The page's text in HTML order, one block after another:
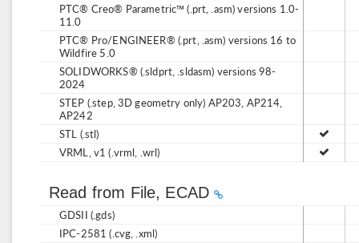
PTC® Creo® Parametric™ (.prt, .asm) versions 1.0-
11.0
PTC® Pro/ENGINEER® (.prt, .asm) versions 16 to
Wildfire 5.0
SOLIDWORKS® (.sldprt, .sldasm) versions 98-
2024
STEP (.step, 3D geometry only) AP203, AP214,
AP242
STL (.stl)
VRML, v1 (.vrml, .wrl)
Read from File, ECAD
GDSII (.gds)
IPC-2581 (.cvg, .xml)